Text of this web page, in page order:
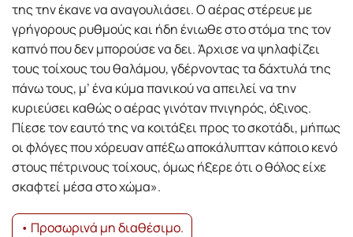
της την έκανε να αναγουλιάσει. Ο αέρας στέρευε με
γρήγορους ρυθμούς και ήδη ένιωθε στο στόμα της τον
καπνό που δεν μπορούσε να δει. Άρχισε να ψηλαφίζει
τους τοίχους του θαλάμου, γδέρνοντας τα δάχτυλά της
πάνω τους, μ’ ένα κύμα πανικού να απειλεί να την
κυριεύσει καθώς ο αέρας γινόταν πνιγηρός, όξινος.
Πίεσε τον εαυτό της να κοιτάξει προς το σκοτάδι, μήπως
οι φλόγες που χόρευαν απέξω αποκάλυπταν κάποιο κενό
στους πέτρινους τοίχους, όμως ήξερε ότι ο θόλος είχε
σκαφτεί μέσα στο χώμα».
• Προσωρινά μη διαθέσιμο.